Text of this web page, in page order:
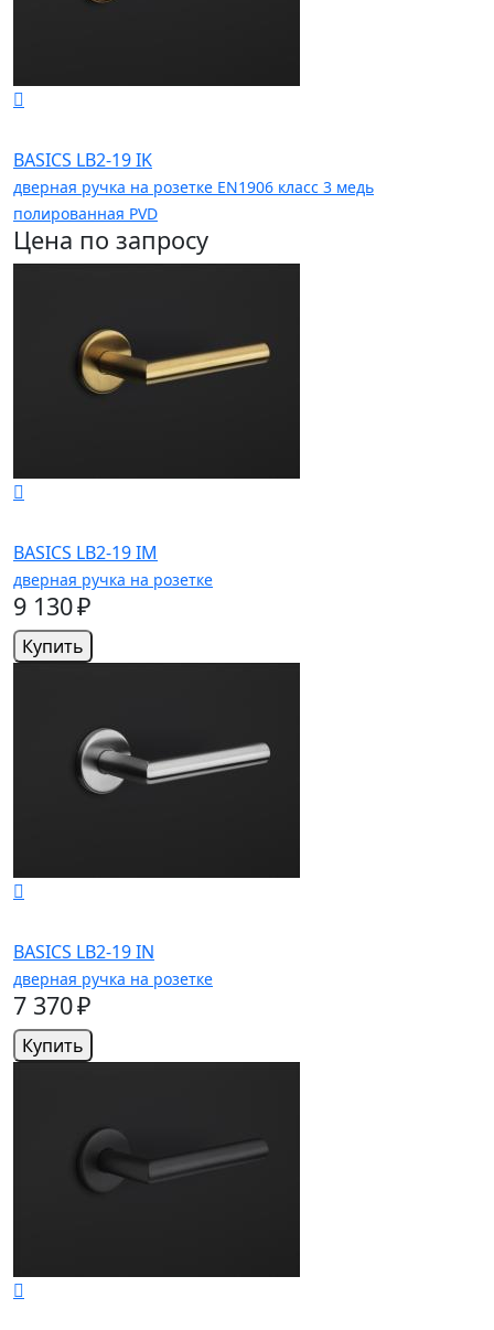
BASICS LB2-19 IK
дверная ручка на розетке EN1906 класс 3 медь
полированная PVD
Цена по запросу
BASICS LB2-19 IM
дверная ручка на розетке
9 130 ₽
Купить
BASICS LB2-19 IN
дверная ручка на розетке
7 370 ₽
Купить